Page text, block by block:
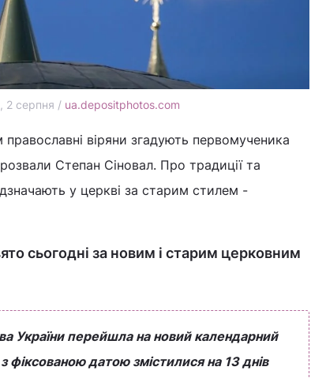
2 серпня / ua.depositphotos.com
віряни згадують первомученика
Степан Сіновал. Про традиції та
у церкві за старим стилем -
сьогодні за новим і старим церковним
України перейшла на новий календарний
з фіксованою датою змістилися на 13 днів